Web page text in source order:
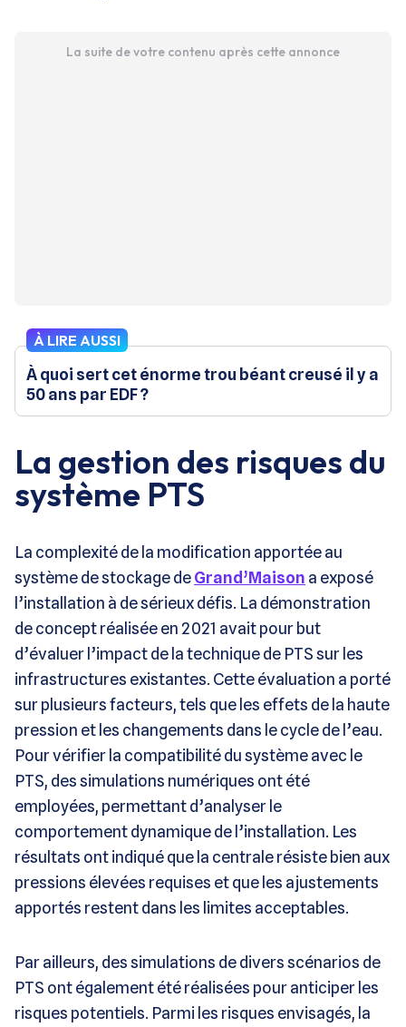
La suite de votre contenu après cette annonce
À LIRE AUSSI
À quoi sert cet énorme trou béant creusé il y a
50 ans par EDF ?
La gestion des risques du
système PTS
La complexité de la modification apportée au
système de stockage deGrand’Maison a exposé
l’installation à de sérieux défis. La démonstration
de concept réalisée en 2021 avait pour but
d’évaluer l’impact de la technique de PTS sur les
infrastructures existantes. Cette évaluation a porté
sur plusieurs facteurs, tels que les effets de la haute
pression et les changements dans le cycle de l’eau.
Pour vérifier la compatibilité du système avec le
PTS, des simulations numériques ont été
employées, permettant d’analyser le
comportement dynamique de l’installation. Les
résultats ont indiqué que la centrale résiste bien aux
pressions élevées requises et que les ajustements
apportés restent dans les limites acceptables.
Par ailleurs, des simulations de divers scénarios de
PTS ont également été réalisées pour anticiper les
risques potentiels. Parmi les risques envisagés, la